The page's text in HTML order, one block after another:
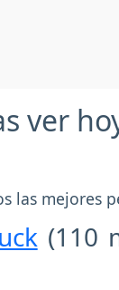
ver
las mejores
(110